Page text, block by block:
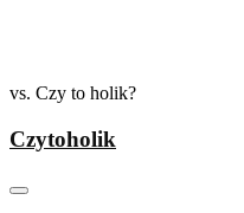
vs. Czy to holik?
Czytoholik